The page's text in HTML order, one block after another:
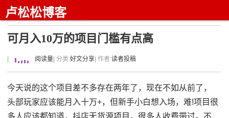
卢松松博客
可月入10万的项目门槛有点高
阅读量 | 分类:好文分享 | 作者:读者投稿
今天说的这个项目差不多存在两年了，现在不如从前了，
头部玩家应该能月入十万+，但新手小白想入场，难!项目很
多人应该都知道，抖店无货源项目，很多人收费带过。不